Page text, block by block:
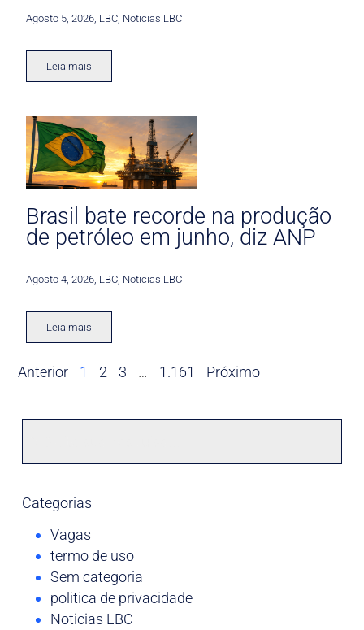
Agosto 5, 2026 LBC Noticias LBC
Leia mais
Brasil bate recorde na produção
de petróleo em junho, diz ANP
Agosto 4, 2026 LBC Noticias LBC
Leia mais
Anterior 1 2 3 … 1.161 Próximo
Categorias
Vagas
termo de uso
Sem categoria
politica de privacidade
Noticias LBC